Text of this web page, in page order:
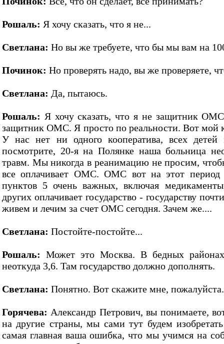
Рошаль: Я хочу сказать, что я не...
Светлана: Но вы же требуете, что бы мы вам на
Починок: Но проверять надо, вы же проверяете,
Светлана: Да, пытаюсь.
Рошаль: Я хочу сказать, что я не защитник
защитник ОМС. Я просто по реальности. Вот мой
У нас нет ни одного кооператива, всех
посмотрите, 20-я на Полянке наша больница
травм. Мы никогда в реанимацию не просим,
все оплачивает ОМС. ОМС вот на этот период
пунктов 5 очень важных, включая
других оплачивает государство - государству
живем и лечим за счет ОМС сегодня. Зачем же....
Светлана: Постойте-постойте...
Рошаль: Может это Москва. В бедных
неоткуда 3,6. Там государство должно дополнять.
Светлана: Понятно. Вот скажите мне,
Горячева: Александр Петрович, вы понимаете,
на другие страны, мы сами тут будем
самая главная ваша ошибка, что мы учимся на